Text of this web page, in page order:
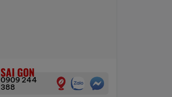
SAI GON
0909 244
388